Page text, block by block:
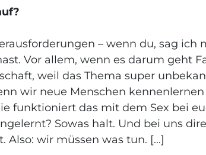
– wenn du, sag
Vor allem, wenn es darum geht
weil das Thema super
wir neue Menschen
funktioniert das mit dem Sex bei
Sowas halt. Und bei uns
wir müssen was tun. [...]